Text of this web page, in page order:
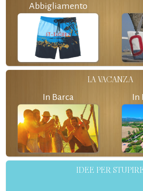
Abbigliamento
LA VACANZA
In Barca In
IDEE PER